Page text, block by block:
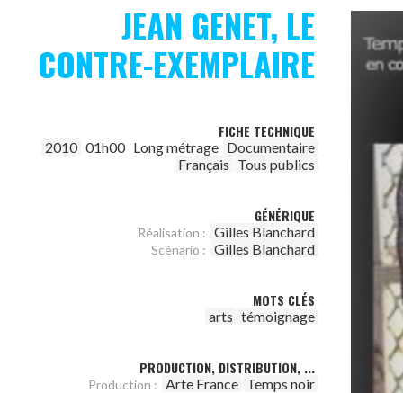
JEAN GENET, LE
CONTRE-EXEMPLAIRE
FICHE TECHNIQUE
2010 01h00 Long métrage Documentaire
Français Tous publics
GÉNÉRIQUE
Réalisation : Gilles Blanchard
Scénario : Gilles Blanchard
MOTS CLÉS
arts témoignage
PRODUCTION, DISTRIBUTION, ...
Production : Arte France Temps noir